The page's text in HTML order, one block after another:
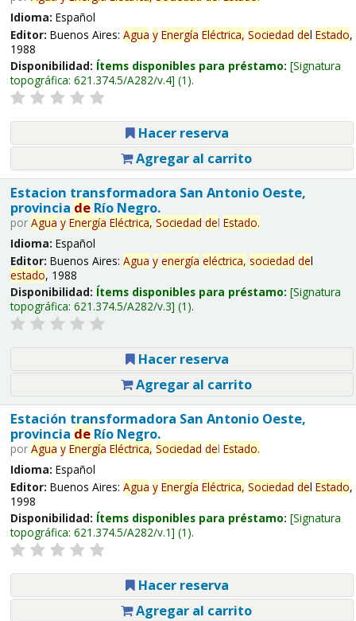
Idioma: Español
Editor: Buenos Aires: Agua y Energía Eléctrica, Sociedad del Estado,
1988
Disponibilidad: Ítems disponibles para préstamo: Signatura
topográfica: 621.374.5/A282/v.4 (1).
Hacer reserva
Agregar al carrito
Estacion transformadora San Antonio Oeste,
provincia deRío Negro.
por Agua y Energía Eléctrica, Sociedad del Estado.
Idioma: Español
Editor: Buenos Aires: Agua y energía eléctrica, sociedad del
estado, 1988
Disponibilidad: Ítems disponibles para préstamo: Signatura
topográfica: 621.374.5/A282/v.3 (1).
Hacer reserva
Agregar al carrito
Estación transformadora San Antonio Oeste,
provincia deRío Negro.
por Agua y Energía Eléctrica, Sociedad del Estado.
Idioma: Español
Editor: Buenos Aires: Agua y Energía Eléctrica, Sociedad del Estado,
1998
Disponibilidad: Ítems disponibles para préstamo: Signatura
topográfica: 621.374.5/A282/v.1 (1).
Hacer reserva
Agregar al carrito